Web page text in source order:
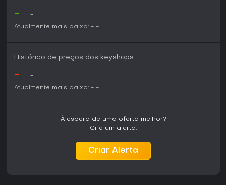
- - -
Atualmente mais baixo: - -
Histórico de preços dos keyshops
- - -
Atualmente mais baixo: - -
À espera de uma oferta melhor?
Crie um alerta.
Criar Alerta